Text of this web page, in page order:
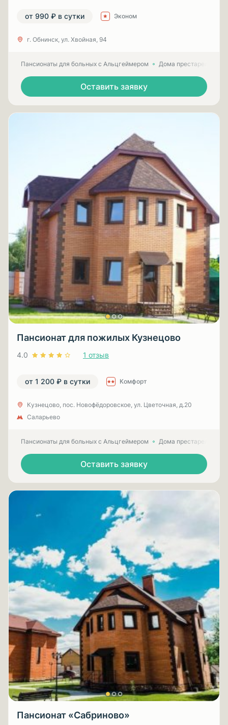
от 990 ₽ в сутки Эконом
г. Обнинск, ул. Хвойная, 94
Пансионаты для больных с Альцгеймером Дома престарелых
Оставить заявку
Пансионат для пожилых Кузнецово
4.0 1 отзыв
от 1 200 ₽ в сутки Комфорт
Кузнецово, пос. Новофёдоровское, ул. Цветочная, д.20
Саларьево
Пансионаты для больных с Альцгеймером Дома престарелых
Оставить заявку
Пансионат «Сабриново»